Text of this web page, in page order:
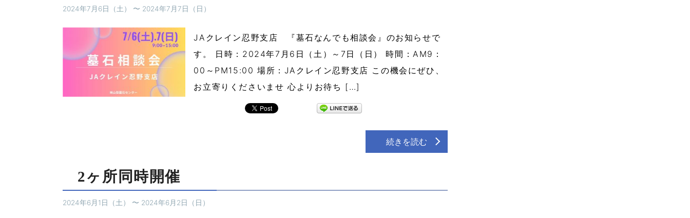
2024年7月6日（土） 〜 2024年7月7日（日）
JAクレイン忍野支店 『墓石なんでも相談会』のお知らせで
す。 日時：2024年7月6日（土）～7日（日） 時間：AM9：
00～PM15:00 場所：JAクレイン忍野支店 この機会にぜひ、
お立寄りくださいませ 心よりお待ち […]
続きを読む
2ヶ所同時開催
2024年6月1日（土） 〜 2024年6月2日（日）